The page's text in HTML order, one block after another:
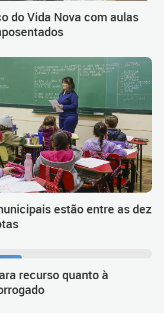
do Vida Nova com aulas
estão entre as dez
recurso quanto à